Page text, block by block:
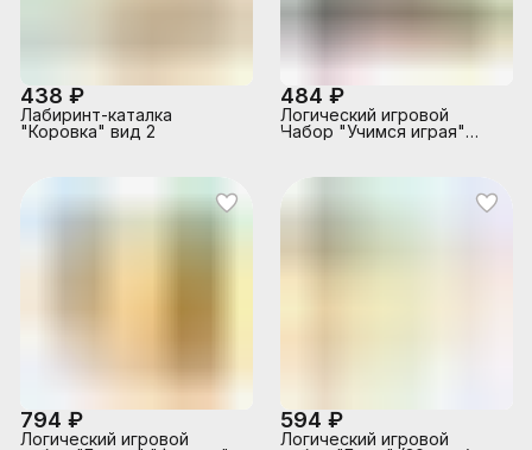
438 ₽
Лабиринт-каталка
"Коровка" вид 2
484 ₽
Логический игровой
Набор "Учимся играя"
794 ₽
Логический игровой
594 ₽
Логический игровой